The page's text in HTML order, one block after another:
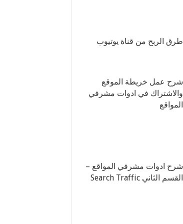
طرق الربح من قناة يوتيوب
شرح عمل خريطة الموقع
والاشتراك في ادوات مشرفي
المواقع
شرح ادوات مشرفي المواقع –
القسم الثاني Search Traffic